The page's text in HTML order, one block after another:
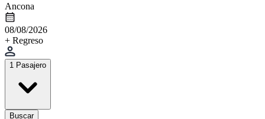
Ancona
08/08/2026
+ Regreso
1 Pasajero
Buscar